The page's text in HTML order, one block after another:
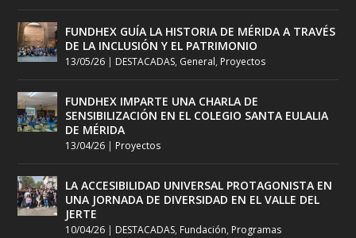
FUNDHEX GUÍA LA HISTORIA DE MÉRIDA A TRAVÉS
DE LA INCLUSIÓN Y EL PATRIMONIO
13/05/26 | DESTACADAS, General, Proyectos
FUNDHEX IMPARTE UNA CHARLA DE
SENSIBILIZACIÓN EN EL COLEGIO SANTA EULALIA
DE MÉRIDA
13/04/26 | Proyectos
LA ACCESIBILIDAD UNIVERSAL PROTAGONISTA EN
UNA JORNADA DE DIVERSIDAD EN EL VALLE DEL
JERTE
10/04/26 | DESTACADAS, Fundación, Programas